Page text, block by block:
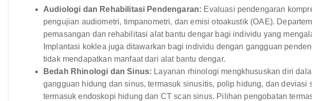
Audiologi dan Rehabilitasi Pendengaran: Evaluasi pendengaran
pengujian audiometri, timpanometri, dan emisi otoakustik (OAE).
pemasangan dan rehabilitasi alat bantu dengar bagi individu yang
Implantasi koklea juga ditawarkan bagi individu dengan gangguan
tidak mendapatkan manfaat dari alat bantu dengar.
Bedah Rhinologi dan Sinus: Layanan rhinologi mengkhususkan diri
gangguan hidung dan sinus, termasuk sinusitis, polip hidung, dan deviasi
termasuk endoskopi hidung dan CT scan sinus. Pilihan pengobatan